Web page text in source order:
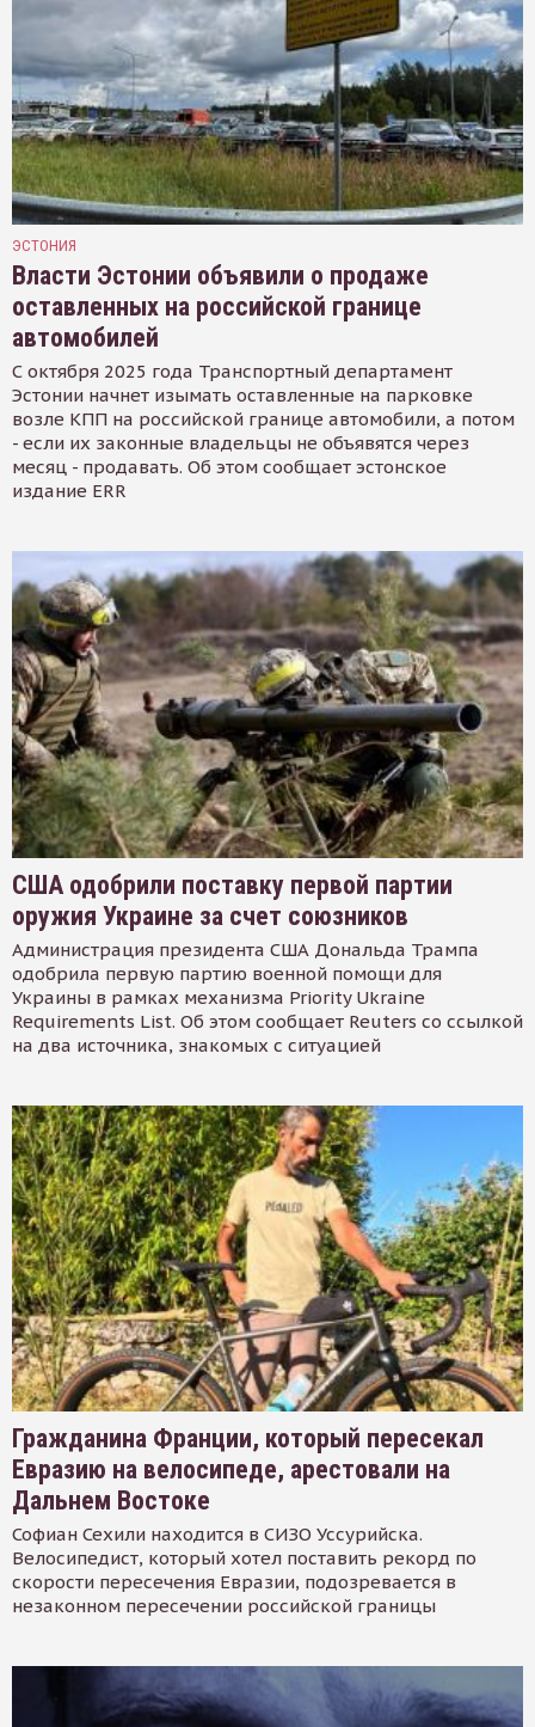
ЭСТОНИЯ
Власти Эстонии объявили о продаже
оставленных на российской границе
автомобилей
С октября 2025 года Транспортный департамент
Эстонии начнет изымать оставленные на парковке
возле КПП на российской границе автомобили, а потом
- если их законные владельцы не объявятся через
месяц - продавать. Об этом сообщает эстонское
издание ERR
США одобрили поставку первой партии
оружия Украине за счет союзников
Администрация президента США Дональда Трампа
одобрила первую партию военной помощи для
Украины в рамках механизма Priority Ukraine
Requirements List. Об этом сообщает Reuters со ссылкой
на два источника, знакомых с ситуацией
Гражданина Франции, который пересекал
Евразию на велосипеде, арестовали на
Дальнем Востоке
Софиан Сехили находится в СИЗО Уссурийска.
Велосипедист, который хотел поставить рекорд по
скорости пересечения Евразии, подозревается в
незаконном пересечении российской границы